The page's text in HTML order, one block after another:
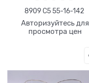
8909 C5 55-16-142
Авторизуйтесь для
просмотра цен